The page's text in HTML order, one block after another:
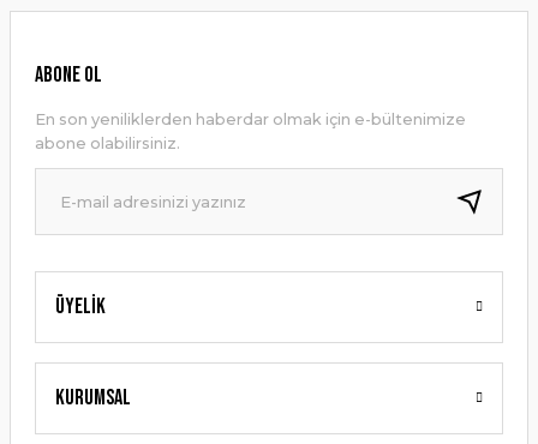
Ürün resmi kalitesiz, bozuk veya görüntülenemiyor.
Ürün bilgilerinde hatalar bulunuyor.
Ürün fiyatı diğer sitelerden daha pahalı.
Bu ürüne benzer farklı alternatifler olmalı.
Gönder
Üyelik
Kurumsal
ABONE OL
En son yeniliklerden haberdar olmak için e-bültenimize
abone olabilirsiniz.